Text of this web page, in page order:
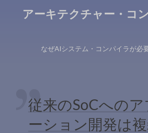
アーキテクチャー・コ
なぜAIシステム・コンパイラが必
従来のSoCへの
ーション開発は